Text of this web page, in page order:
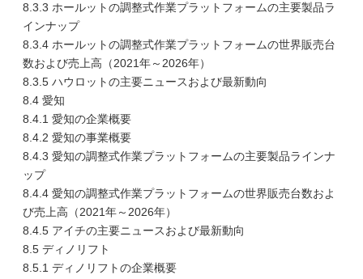
8.3.3 ホールットの調整式作業プラットフォームの主要製品ラ
インナップ
8.3.4 ホールットの調整式作業プラットフォームの世界販売台
数および売上高（2021年～2026年）
8.3.5 ハウロットの主要ニュースおよび最新動向
8.4 愛知
8.4.1 愛知の企業概要
8.4.2 愛知の事業概要
8.4.3 愛知の調整式作業プラットフォームの主要製品ラインナ
ップ
8.4.4 愛知の調整式作業プラットフォームの世界販売台数およ
び売上高（2021年～2026年）
8.4.5 アイチの主要ニュースおよび最新動向
8.5 ディノリフト
8.5.1 ディノリフトの企業概要